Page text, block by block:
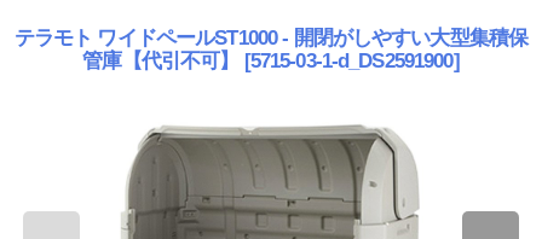
テラモト ワイドペールST1000 - 開閉がしやすい大型集積保
管庫【代引不可】
[5715-03-1-d_DS2591900]